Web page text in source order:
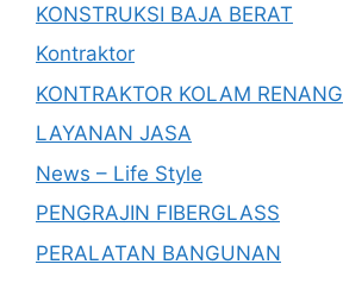
KONSTRUKSI BAJA BERAT
Kontraktor
KONTRAKTOR KOLAM RENANG
LAYANAN JASA
News – Life Style
PENGRAJIN FIBERGLASS
PERALATAN BANGUNAN